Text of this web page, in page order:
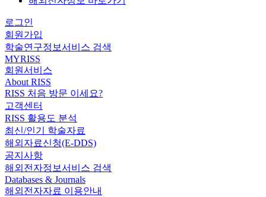
로그인
회원가입
학술연구정보서비스 검색
MYRISS
회원서비스
About RISS
RISS 처음 방문 이세요?
고객센터
RISS 활용도 분석
최신/인기 학술자료
해외자료신청(E-DDS)
공지사항
해외전자정보서비스 검색
Databases & Journals
해외전자자료 이용안내